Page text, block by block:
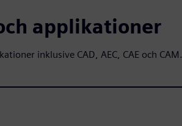
applikationer
inklusive CAD, AEC, CAE och CAM.